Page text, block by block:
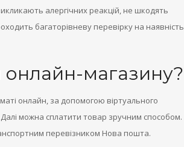
алергічних реакцій, не шкодять
багаторівневу перевірку на наявність
онлайн-магазину?
онлайн, за допомогою віртуального
можна сплатити товар зручним способом.
перевізником Нова пошта.